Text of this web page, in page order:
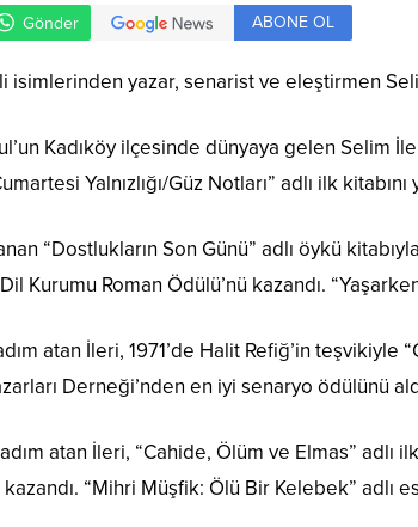
Gönder ABONE OL
isimlerinden yazar, senarist ve eleştirmen
Kadıköy ilçesinde dünyaya gelen Selim
Yalnızlığı/Güz Notları” adlı ilk
“Dostlukların Son Günü” adlı öykü
Kurumu Roman Ödülü’nü kazandı.
atan İleri, 1971’de Halit Refiğ’in teşvikiyle
Derneği’nden en iyi senaryo ödülünü
atan İleri, “Cahide, Ölüm ve Elmas” adlı
“Mihri Müşfik: Ölü Bir Kelebek” adlı